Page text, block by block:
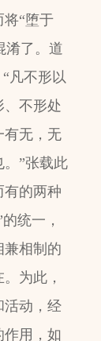
将“堕于
淆了。道
凡不形以
、不形处
有无，无
”张载此
有的两种
统一，
兼相制的
为此，
活动，经
作用，如